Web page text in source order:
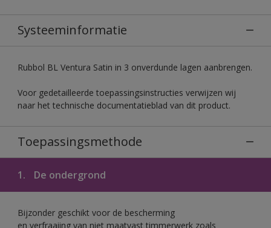
Systeeminformatie
Rubbol BL Ventura Satin in 3 onverdunde lagen aanbrengen.
Voor gedetailleerde toepassingsinstructies verwijzen wij
naar het technische documentatieblad van dit product.
Toepassingsmethode
1. De ondergrond
Bijzonder geschikt voor de bescherming
en verfraaiing van niet maatvast timmerwerk zoals